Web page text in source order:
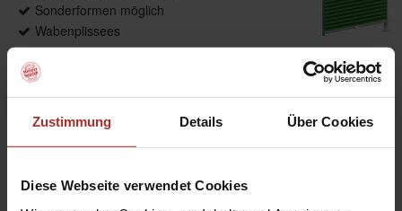
Zustimmung Details Über Cookies
Diese Webseite verwendet Cookies
Sonderformen möglich
Wabenplissees
Produktdetails
max. Höhe: 4000 mm